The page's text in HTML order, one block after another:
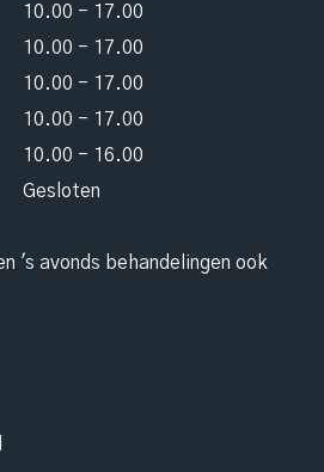
10.00 - 17.00
10.00 - 17.00
10.00 - 17.00
10.00 - 17.00
10.00 - 16.00
Gesloten
's avonds behandelingen ook